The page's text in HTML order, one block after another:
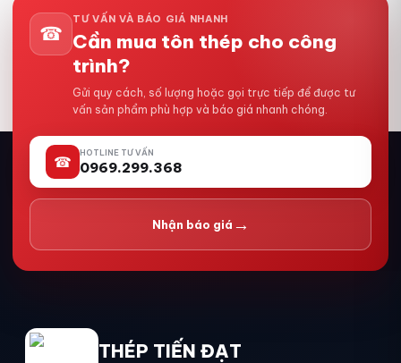
☎
TƯ VẤN VÀ BÁO GIÁ NHANH
Cần mua tôn thép cho công
trình?
Gửi quy cách, số lượng hoặc gọi trực tiếp để được tư
vấn sản phẩm phù hợp và báo giá nhanh chóng.
☎
HOTLINE TƯ VẤN
0969.299.368
Nhận báo giá →
THÉP TIẾN ĐẠT